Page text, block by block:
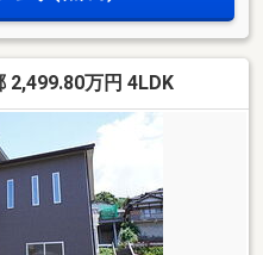
2,499.80万円 4LDK